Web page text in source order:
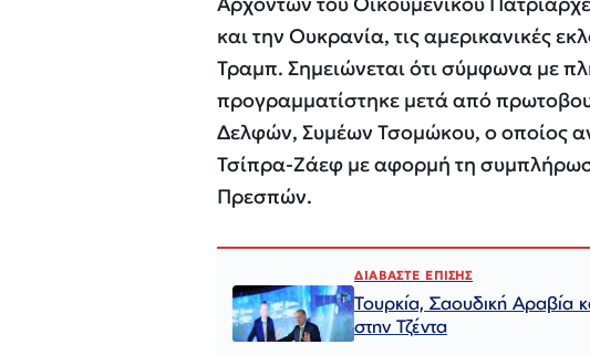
και την Ουκρανία, τις αμερικανικές
Τραμπ. Σημειώνεται ότι σύμφωνα με
προγραμματίστηκε μετά από
Δελφών, Συμέων Τσομώκου, ο οποίος
Τσίπρα-Ζάεφ με αφορμή τη
Πρεσπών.
ΔΙΑΒΑΣΤΕ ΕΠΙΣΗΣ
Τουρκία, Σαουδική Αραβία
στην Τζέντα